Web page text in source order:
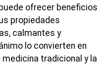
ofrecer beneficios
propiedades
calmantes y
lo convierten en
tradicional y la